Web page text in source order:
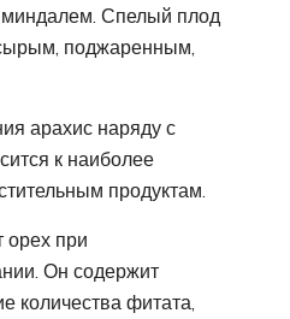
Спелый плод
поджаренным,
арахис наряду с
к наиболее
продуктам.
орех при
Он содержит
количества фитата,